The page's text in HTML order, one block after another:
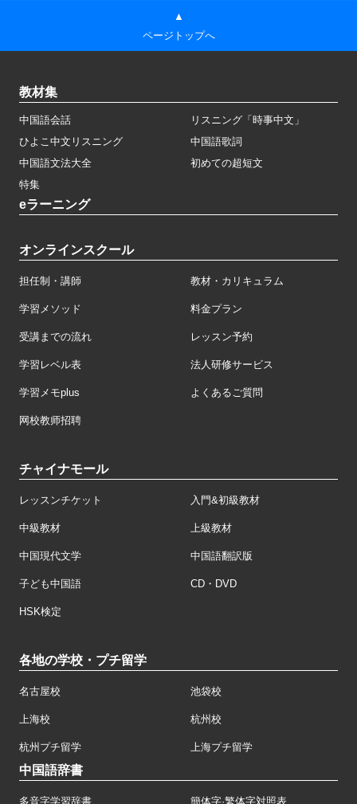
▲
ページトップへ
教材集
中国語会話
リスニング「時事中文」
ひよこ中文リスニング
中国語歌詞
中国語文法大全
初めての超短文
特集
eラーニング
オンラインスクール
担任制・講師 教材・カリキュラム
学習メソッド 料金プラン
受講までの流れ レッスン予約
学習レベル表 法人研修サービス
学習メモplus よくあるご質問
网校教师招聘
チャイナモール
レッスンチケット 入門&初級教材
中級教材 上級教材
中国現代文学 中国語翻訳版
子ども中国語 CD・DVD
HSK検定
各地の学校・プチ留学
名古屋校 池袋校
上海校 杭州校
杭州プチ留学 上海プチ留学
中国語辞書
多音字学習辞書 簡体字·繁体字対照表